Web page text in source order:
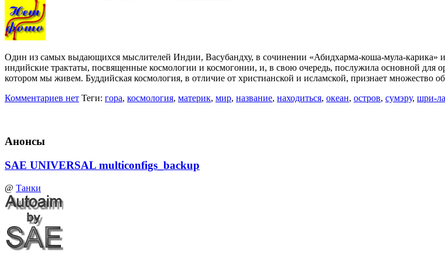
Один из самых выдающихся мыслителей Индии, Васубандху, в сочинении «Абидхарма-коша-мула-карика»
индийские трактаты, посвященные космологии и космогонии, и, в свою очередь, послужила основной
котором мы живем. Буддийская космология, в отличие от христианской и исламской, признает множество
Комментариев нет Теги: гора, космология, материк, мир, название, находиться, океан, остров, сумэру, шри-
Анонсы
SAE UNIVERSAL multiconfigs_backup
@ Танки